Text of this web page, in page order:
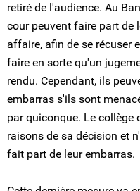
retiré de l'audience. Au
cour peuvent faire part de
affaire, afin de se récuser
faire en sorte qu'un
rendu. Cependant, ils
embarras s'ils sont
par quiconque. Le collège
raisons de sa décision et
fait part de leur embarras.